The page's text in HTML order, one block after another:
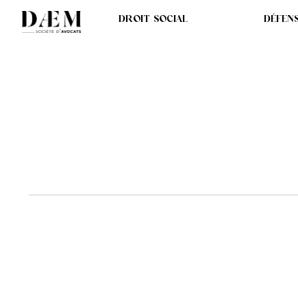
DROIT SOCIAL
LA VIOLATION